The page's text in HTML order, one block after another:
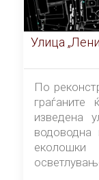
Улица
По
граѓаните
изведена
водоводна